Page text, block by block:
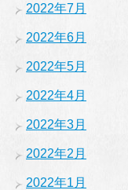
2022年7月
2022年6月
2022年5月
2022年4月
2022年3月
2022年2月
2022年1月